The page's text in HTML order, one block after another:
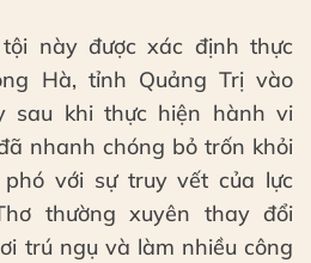
này được xác định thực
Hà, tỉnh Quảng Trị vào
sau khi thực hiện hành vi
nhanh chóng bỏ trốn khỏi
với sự truy vết của lực
thường xuyên thay đổi
trú ngụ và làm nhiều công